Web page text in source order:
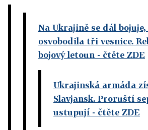
Na Ukrajině se dál
osvobodila tři vesnice.
bojový letoun - čtěte ZDE
Ukrajinská armáda
Slavjansk. Proruští
ustupují - čtěte ZDE